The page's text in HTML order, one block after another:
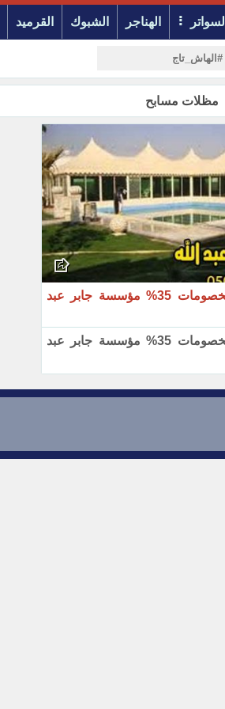
السواتر الهناجر الشبوك القرميد
مظلات مسابح
مظلات مسابح بجدة بخصومات 35% مؤسسة جابر عبد
مظلات مسابح بجدة بخصومات 35% مؤسسة جابر عبد